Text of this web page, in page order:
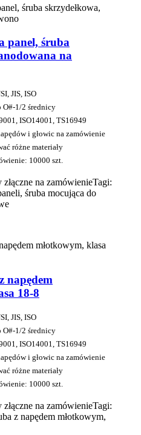
panel, śruba
na
JIS, ISO
1/2 średnicy
ISO14001, TS16949
i głowic na zamówienie
różne materiały
10000 szt.
na zamówienieTagi:
śruba mocująca do
napędem
18-8
JIS, ISO
1/2 średnicy
ISO14001, TS16949
i głowic na zamówienie
różne materiały
10000 szt.
na zamówienieTagi:
z napędem młotkowym,